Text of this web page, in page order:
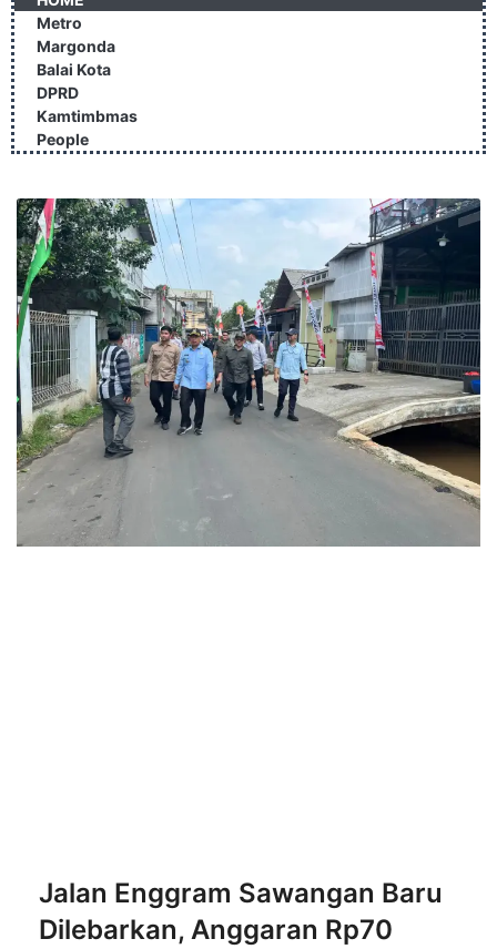
Metro
Margonda
Balai Kota
DPRD
Kamtimbmas
People
Jalan Enggram Sawangan Baru
Dilebarkan, Anggaran Rp70